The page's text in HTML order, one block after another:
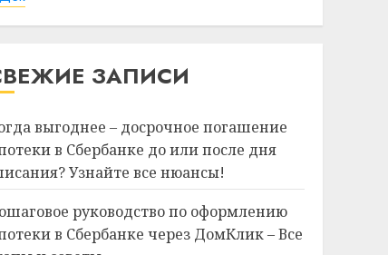
ЗАПИСИ
выгоднее – досрочное погашение
в Сбербанке до или после дня
Узнайте все нюансы!
руководство по оформлению
в Сбербанке через ДомКлик – Все